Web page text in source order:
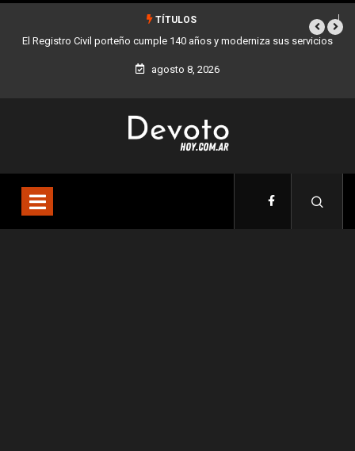
TÍTULOS
servicios Buenos Aires sumó 12 nuevos Bares Notables y ya son 90 en toda
la Ciudad
agosto 8, 2026